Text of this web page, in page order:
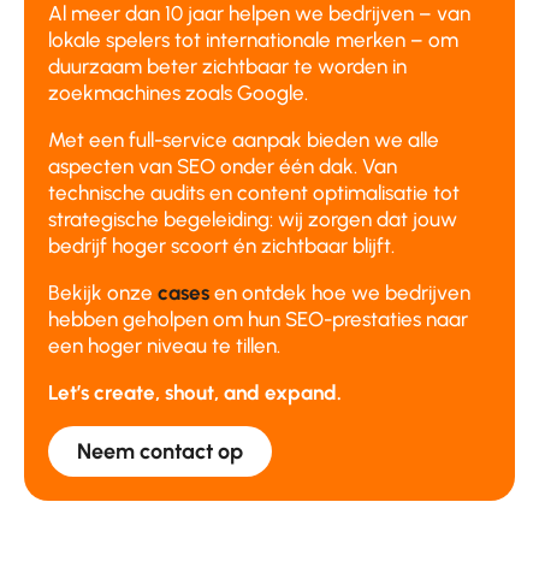
Al meer dan 10 jaar helpen we bedrijven – van
lokale spelers tot internationale merken – om
duurzaam beter zichtbaar te worden in
zoekmachines zoals Google.
Met een full-service aanpak bieden we alle
aspecten van SEO onder één dak. Van
technische audits en content optimalisatie tot
strategische begeleiding: wij zorgen dat jouw
bedrijf hoger scoort én zichtbaar blijft.
Bekijk onze cases en ontdek hoe we bedrijven
hebben geholpen om hun SEO-prestaties naar
een hoger niveau te tillen.
Let’s create, shout, and expand.
Neem contact op